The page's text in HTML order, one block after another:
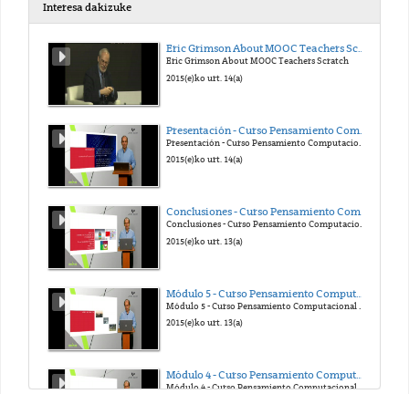
Interesa dakizuke
Eric Grimson About MOOC Teachers Scratch
Eric Grimson About MOOC Teachers Scratch
2015(e)ko urt. 14(a)
Presentación - Curso Pensamiento Computacional en la Escuela
2015(e)ko urt. 14(a)
Conclusiones - Curso Pensamiento Computacional en la Escuela
Conclusiones - Curso Pensamiento Computacional en la Escuela
2015(e)ko urt. 13(a)
Módulo 5 - Curso Pensamiento Computacional en la Escuela
2015(e)ko urt. 13(a)
Módulo 4 - Curso Pensamiento Computacional en la Escuela
Módulo 4 - Curso Pensamiento Computacional en la Escuela